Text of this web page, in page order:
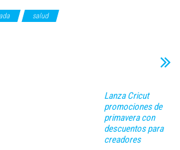
salud
Lanza Cricut
promociones de
primavera con
descuentos para
creadores